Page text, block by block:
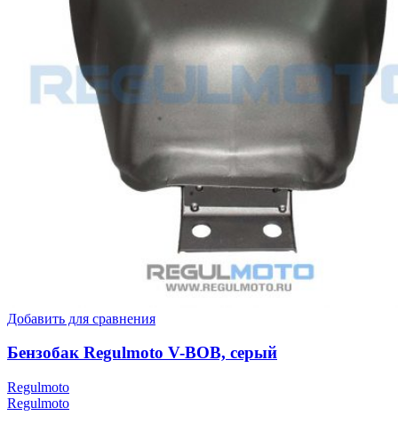
Добавить для сравнения
Бензобак Regulmoto V-BOB, серый
Regulmoto
Regulmoto